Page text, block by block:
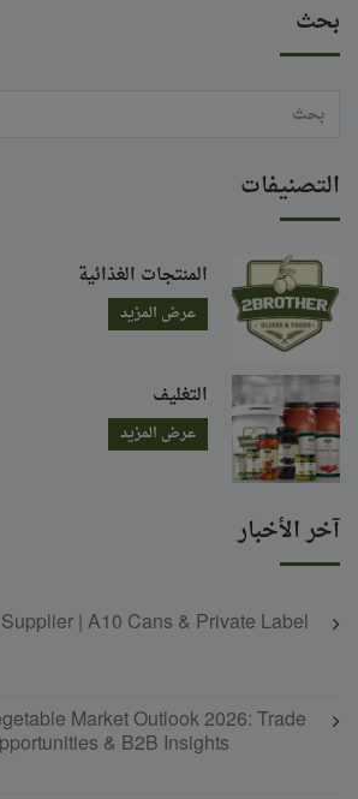
بحث
التصنيفات
المنتجات الغذائية
عرض المزيد
التغليف
عرض المزيد
آخر الأخبار
| A10 Cans & Private Label
Market Outlook 2026: Trade
& B2B Insights